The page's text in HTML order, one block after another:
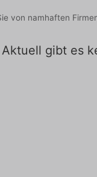
von namhaften
gibt es